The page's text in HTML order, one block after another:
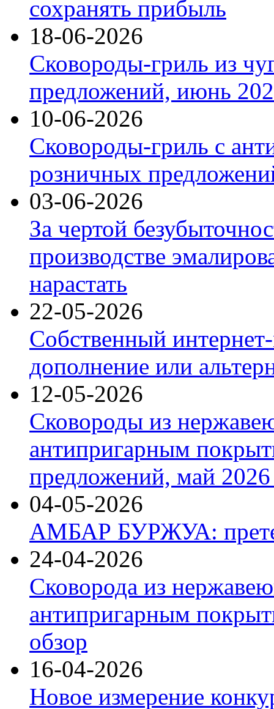
сохранять прибыль
18-06-2026
Сковороды-гриль из
предложений, июнь
10-06-2026
Сковороды-гриль с
розничных
03-06-2026
За чертой
производстве
нарастать
22-05-2026
Собственный
дополнение или
12-05-2026
Сковороды из
антипригарным
предложений, май 2026
04-05-2026
АМБАР БУРЖУА:
24-04-2026
Сковорода из
антипригарным
обзор
16-04-2026
Новое измерение